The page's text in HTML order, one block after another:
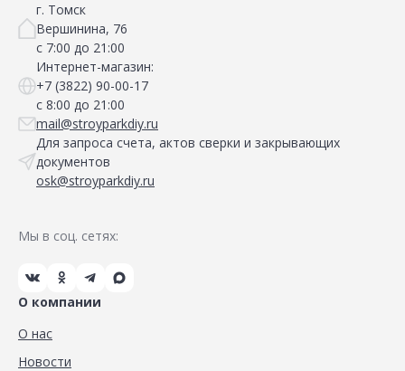
г. Томск
Вершинина, 76
с 7:00 до 21:00
Интернет-магазин:
+7 (3822) 90-00-17
с 8:00 до 21:00
mail@stroyparkdiy.ru
Для запроса счета, актов сверки и закрывающих
документов
osk@stroyparkdiy.ru
Мы в соц. сетях:
О компании
О нас
Новости